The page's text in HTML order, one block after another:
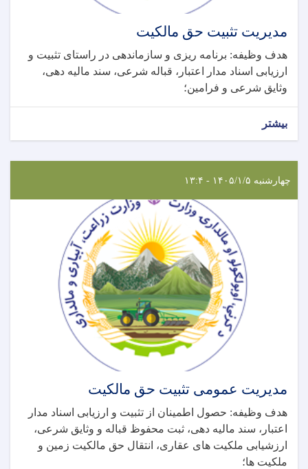
مدیریت تثبیت حق مالکیت
هدف وظیفه: برنامه ریزی و سازماندهی در راستای تثبیت و
ارزیابی اسناد مدار اعتبار، قباله شرعی، سند مالیه دهی،
وثایق شرعی و فرامین؛
بیشتر
چهارشنبه ۱۴۰۵/۱/۵ - ۱۳:۴
مدیریت عمومی تثبیت حق مالکیت
هدف وظیفه: حصول اطمینان از تثبیت و ارزیابی اسناد مدار
اعتبار، سند مالیه دهی، ثبت محفوظ قباله و وثایق شرعی،
ارزشیابی ملکیت های عقاری، انتقال حق مالکیت زمین و
ملکیت ها؛